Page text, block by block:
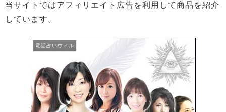
当サイトではアフィリエイト広告を利用して商品を紹介
しています。
電話占いウィル